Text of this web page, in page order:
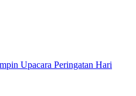
Upacara Peringatan Hari